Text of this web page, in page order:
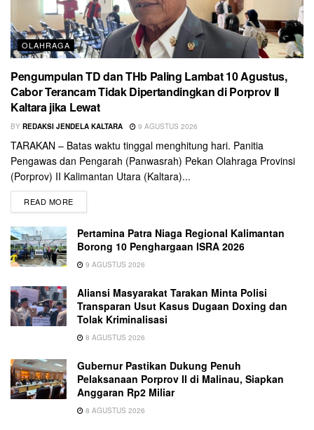
OLAHRAGA
Pengumpulan TD dan THb Paling Lambat 10 Agustus,
Cabor Terancam Tidak Dipertandingkan di Porprov II
Kaltara jika Lewat
BY REDAKSI JENDELA KALTARA 9 AGUSTUS 2026
TARAKAN – Batas waktu tinggal menghitung hari. Panitia
Pengawas dan Pengarah (Panwasrah) Pekan Olahraga Provinsi
(Porprov) II Kalimantan Utara (Kaltara)...
READ MORE
Pertamina Patra Niaga Regional Kalimantan
Borong 10 Penghargaan ISRA 2026
9 AGUSTUS 2026
Aliansi Masyarakat Tarakan Minta Polisi
Transparan Usut Kasus Dugaan Doxing dan
Tolak Kriminalisasi
8 AGUSTUS 2026
Gubernur Pastikan Dukung Penuh
Pelaksanaan Porprov II di Malinau, Siapkan
Anggaran Rp2 Miliar
8 AGUSTUS 2026